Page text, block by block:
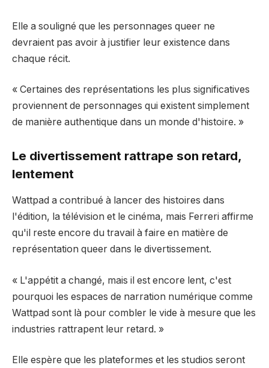
Elle a souligné que les personnages queer ne
devraient pas avoir à justifier leur existence dans
chaque récit.
« Certaines des représentations les plus significatives
proviennent de personnages qui existent simplement
de manière authentique dans un monde d'histoire. »
Le divertissement rattrape son retard,
lentement
Wattpad a contribué à lancer des histoires dans
l'édition, la télévision et le cinéma, mais Ferreri affirme
qu'il reste encore du travail à faire en matière de
représentation queer dans le divertissement.
« L'appétit a changé, mais il est encore lent, c'est
pourquoi les espaces de narration numérique comme
Wattpad sont là pour combler le vide à mesure que les
industries rattrapent leur retard. »
Elle espère que les plateformes et les studios seront